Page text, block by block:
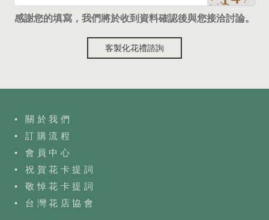
感謝您的填寫，我們將於收到資料確認後與您接洽討論。
客製化花禮諮詢
• 關於我們
• 訂購流程
• 會員中心
• 祝賀花卡提詞
• 敬悼花卡提詞
• 台灣花店協會